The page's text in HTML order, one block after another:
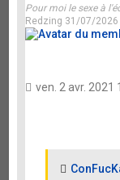
Pour moi le sexe à
Redzing 31/07/2026
ven. 2 avr. 2021